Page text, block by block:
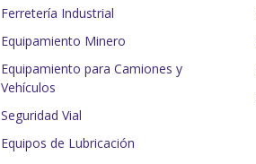
Ferretería Industrial
Equipamiento Minero
Equipamiento para Camiones y
Vehículos
Seguridad Vial
Equipos de Lubricación